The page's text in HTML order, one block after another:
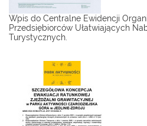
Wpis do Centralne Ewidencji
Przedsiębiorców Ułatwiających
Turystycznych.